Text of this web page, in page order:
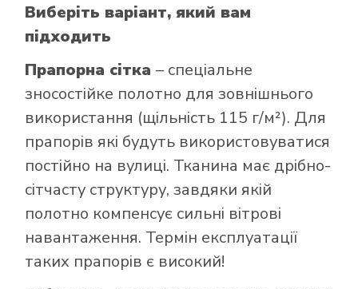
Виберіть варіант, який вам
підходить
Прапорна сітка– спеціальне
зносостійке полотно для зовнішнього
використання (щільність 115 г/м²). Для
прапорів які будуть використовуватися
постійно на вулиці. Тканина має дрібно-
сітчасту структуру, завдяки якій
полотно компенсує сильні вітрові
навантаження. Термін експлуатації
таких прапорів є високий!